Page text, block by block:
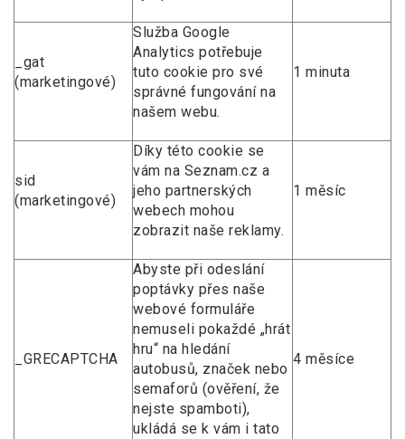
_gat
(marketingové)
Služba Google
Analytics potřebuje
tuto cookie pro své
správné fungování na
našem webu.
1 minuta
sid
(marketingové)
Díky této cookie se
vám na Seznam.cz a
jeho partnerských
webech mohou
zobrazit naše reklamy.
1 měsíc
_GRECAPTCHA
Abyste při odeslání
poptávky přes naše
webové formuláře
nemuseli pokaždé „hrát
hru“ na hledání
autobusů, značek nebo
semaforů (ověření, že
nejste spamboti),
ukládá se k vám i tato
4 měsíce